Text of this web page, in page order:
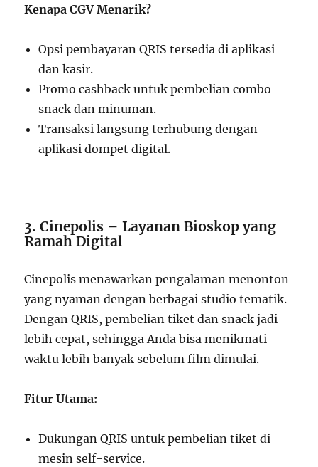
Kenapa CGV Menarik?
Opsi pembayaran QRIS tersedia di aplikasi
dan kasir.
Promo cashback untuk pembelian combo
snack dan minuman.
Transaksi langsung terhubung dengan
aplikasi dompet digital.
3. Cinepolis – Layanan Bioskop yang
Ramah Digital
Cinepolis menawarkan pengalaman menonton
yang nyaman dengan berbagai studio tematik.
Dengan QRIS, pembelian tiket dan snack jadi
lebih cepat, sehingga Anda bisa menikmati
waktu lebih banyak sebelum film dimulai.
Fitur Utama:
Dukungan QRIS untuk pembelian tiket di
mesin self-service.